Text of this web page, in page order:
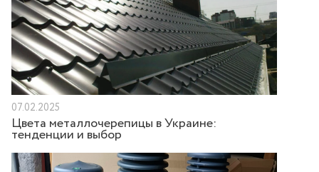
07.02.2025
Цвета металлочерепицы в Украине:
тенденции и выбор